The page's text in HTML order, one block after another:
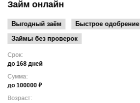
Займ онлайн
Выгодный заём
Быстрое одобрение
Займы без проверок
Срок:
до 168 дней
Сумма:
до 100000 ₽
Возраст: